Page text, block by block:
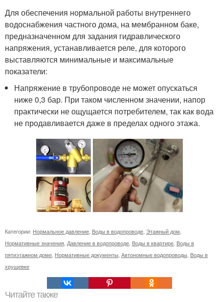
Для обеспечения нормальной работы внутреннего
водоснабжения частного дома, на мембранном баке,
предназначенном для задания гидравлического
напряжения, устанавливается реле, для которого
выставляются минимальные и максимальные
показатели:
Напряжение в трубопроводе не может опускаться
ниже 0,3 бар. При таком численном значении, напор
практически не ощущается потребителем, так как вода
не продавливается даже в пределах одного этажа.
Категории: Нормальное давление Воды в водопроводе Этажный дом
Нормативные значения Давление в водопроводе Воды в квартире Воды в
пятиэтажном доме Нормативные документы Автономные водопроводы Воды в
хрущевке
Читайте также